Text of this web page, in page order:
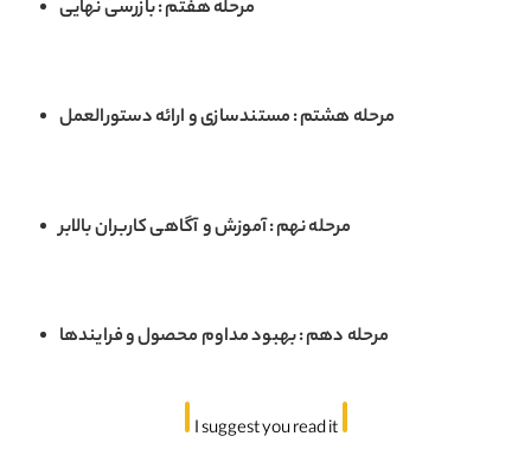
مرحله هفتم : بازرسی نهایی
مرحله هشتم : مستندسازی و ارائه دستورالعمل
مرحله نهم : آموزش و آگاهی کاربران بالابر
مرحله دهم : بهبود مداوم محصول و فرایندها
I suggest you read it